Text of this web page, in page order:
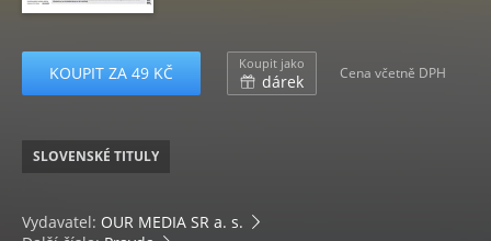
KOUPIT ZA 49 KČ Koupit jako
dárek Cena včetně DPH
SLOVENSKÉ TITULY
Vydavatel: OUR MEDIA SR a. s.